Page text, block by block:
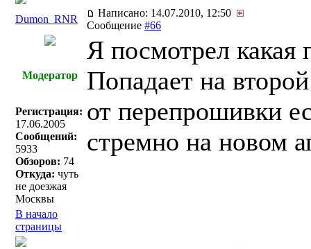
Dumon_RNR
Написано: 14.07.2010, 12:50
Сообщение #66
Модератор
Регистрация:
17.06.2005
Сообщений:
5933
Обзоров: 74
Откуда: чуть
не доезжая
Москвы
Я посмотрел
Попадает на
от перепрошивки
стремно на новом
В начало
страницы